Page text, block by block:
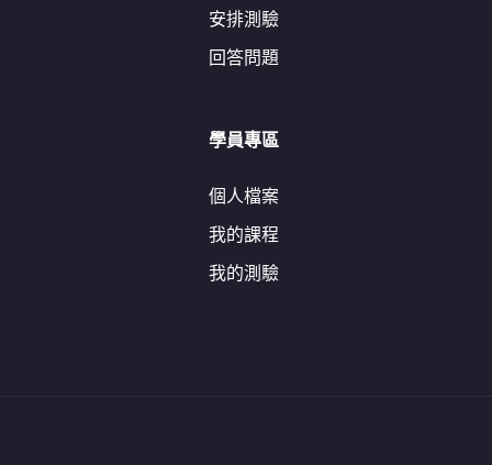
安排測驗
回答問題
學員專區
個人檔案
我的課程
我的測驗